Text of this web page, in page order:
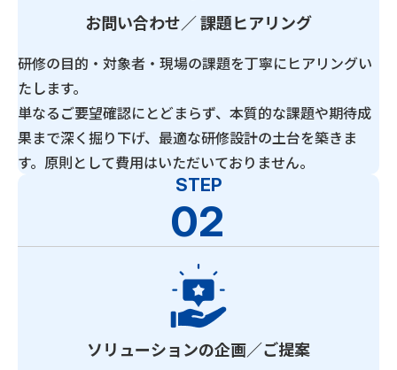
お問い合わせ／ 課題ヒアリング
研修の目的・対象者・現場の課題を丁寧にヒアリングい
たします。
単なるご要望確認にとどまらず、本質的な課題や期待成
果まで深く掘り下げ、最適な研修設計の土台を築きま
す。原則として費用はいただいておりません。
STEP
02
ソリューションの企画／ご提案